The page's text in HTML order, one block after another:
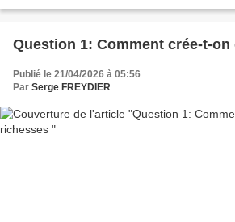
Question 1: Comment crée-t-
Publié le 21/04/2026 à 05:56
Par Serge FREYDIER